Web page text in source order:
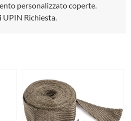
personalizzato coperte.
Richiesta.